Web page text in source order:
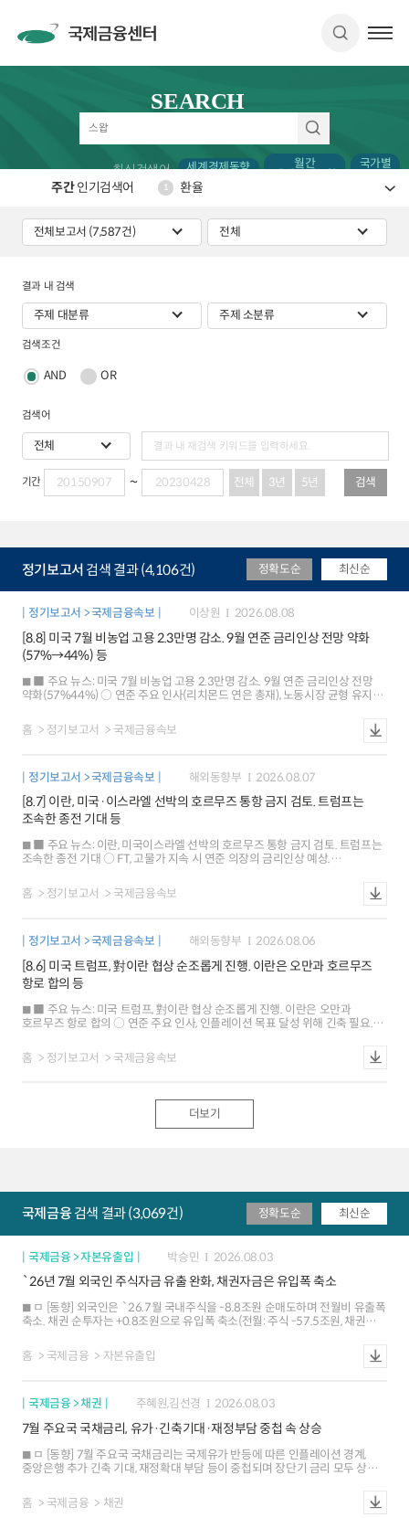
SEARCH
최신검색어 세계경제동향 월간 국가별
결과 내 검색
검색조건
AND OR
검색어
기간 전체 3년 5년 검색
정기보고서 검색 결과 (4,106건) 정확도순 최신순
정기보고서 > 국제금융속보 이상원 2026.08.08
[8.8] 미국 7월 비농업 고용 2.3만명 감소. 9월 연준 금리인상 전망 약화
(57%→44%) 등
■ 주요 뉴스: 미국 7월 비농업 고용 2.3만명 감소. 9월 연준 금리인상 전망
약화(57%44%) ○ 연준 주요 인사(리치몬드 연은 총재), 노동시장 균형 유지
초반 유지 ○ 유로존 6월 산업생산(+0.2%), 예상치(+0.1%) 상회했으나 저성장
우려 지속 ○ 중국ㆍ대만 7월 수출, 반도체 수출 호조 등으로 20~30%대
하락[-3bp] ○ 주가: 미국 SP500은 금리인상 전망 후퇴에 따른 위험선호 개선
이어지면서 사상 최고(+0.3%) ○ 환율: 달러화지수는 고용지표 부진 등으로
내외 금리차가 축소되면서 하락 유로화와 엔화 가치는 각각 0.3%, 0.4% 상승
하락 독일은 유가에 연동해 상승하다가 미국 고용지표 발표 직후 반락(-1bp) ※
뉴욕 원달러 환율 1409.5원(서울15:30분대비 6.6원),1M NDF 1407.4원
홈 정기보고서 국제금융속보
정기보고서 > 국제금융속보 해외동향부 2026.08.07
[8.7] 이란, 미국·이스라엘 선박의 호르무즈 통항 금지 검토. 트럼프는
조속한 종전 기대 등
■ 주요 뉴스: 이란, 미국이스라엘 선박의 호르무즈 통항 금지 검토. 트럼프는
조속한 종전 기대 ○ FT, 고물가 지속 시 연준 의장의 금리인상 예상.
수준 지속. 2/4분기 노동생산성은 예상치 상회 ■ 해외시각: 미국 7월
고용보고서, 인플레이션 중요성으로 금리 영향은 제한적 예상 ○ 美日 외환시장
[-0.2%], 달러화 강세[+0.3%], 금리 상승[+7bp] ○ 주가: 미국 SP500지수는
실적 개선 등으로 0.2% 상승 ○ 환율: 달러화지수는 안전자산 선호 강화 등으로
상승 유로화와 엔화 가치는 각각 0.2%, 0.4% 하락 ○ 금리: 미국 10년물
국채시장의 영향 등으로 3bp 상승 ※ 뉴욕 원달러 환율 1423.5원(서울
15:30분 대비 0.3원), 1M NDF 1422.4원(스왑포인트 -0.55원)
홈 정기보고서 국제금융속보
정기보고서 > 국제금융속보 해외동향부 2026.08.06
[8.6] 미국 트럼프, 對이란 협상 순조롭게 진행. 이란은 오만과 호르무즈
항로 합의 등
■ 주요 뉴스: 미국 트럼프, 對이란 협상 순조롭게 진행. 이란은 오만과
호르무즈 항로 합의 ○ 연준 주요 인사, 인플레이션 목표 달성 위해 긴축 필요.
서비스업 PMI는 상승세 지속 ■ 해외시각: 미국 주가의 상승, 견조한 AI 투자 및
소비 등으로 향후 전망도 낙관적 ○ 미국의 엔화 강세를 위한 시장개입.
[-0.2%], 금리 강보합[+0bp] ○ 주가: 미국 SP500지수는 그 동안의 상승에
강보합 ○ 환율: 달러화지수는 7월 ADP 민간고용 둔화 등으로 하락 유로화는
홈 정기보고서 국제금융속보
더보기
국제금융검색 결과 (3,069건) 정확도순 최신순
국제금융 > 자본유출입 박승민 2026.08.03
`26년 7월 외국인 주식자금 유출 완화, 채권자금은 유입폭 축소
ㅁ [동향] 외국인은 `26.7월 국내주식을 -8.8조원 순매도하며 전월비 유출폭
축소. 채권 순투자는 +0.8조원으로 유입폭 축소(전월: 주식 -57.5조원, 채권
리밸런싱 압력이 감소했다는 시각이 제기되었으며, 한국 주식시장에 대한
긍정적 평가는 유지. 채권자금은 재정거래유인 축소, 금리인상 전망 확대 등으로
홈 국제금융 자본유출입
국제금융 > 채권 주혜원,김선경 2026.08.03
7월 주요국 국채금리, 유가·긴축기대·재정부담 중첩 속 상승
ㅁ [동향] 7월 주요국 국채금리는 국제유가 반등에 따른 인플레이션 경계,
중앙은행 추가 긴축 기대, 재정확대 부담 등이 중첩되며 장단기 금리 모두 상승
유가가 공통 충격으로 작용한 가운데 국가별 통화정책재정 요인이 상승폭을
차별화 ㅇ 장단기 금리차(10년-2년)는 미독 확대, 일본 보합. 미국은 2년물 대비
홈 국제금융 채권
주간인기검색어 1 환율